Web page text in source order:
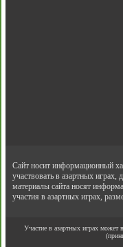
Сайт носит информационный
участвовать в азартных
материалы сайта носят
участия в азартных играх,
Участие в азартных играх может